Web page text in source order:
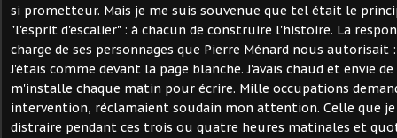
si prometteur. Mais je me suis souvenue que tel était le
"l'esprit d'escalier" : à chacun de construire l'histoire. La
charge de ses personnages que Pierre Ménard nous
J'étais comme devant la page blanche. J'avais chaud et envie
m'installe chaque matin pour écrire. Mille occupations
intervention, réclamaient soudain mon attention. Celle que
distraire pendant ces trois ou quatre heures matinales et